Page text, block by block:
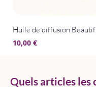
Huile de diffusion
Prix
10,00 €
Quels articles les